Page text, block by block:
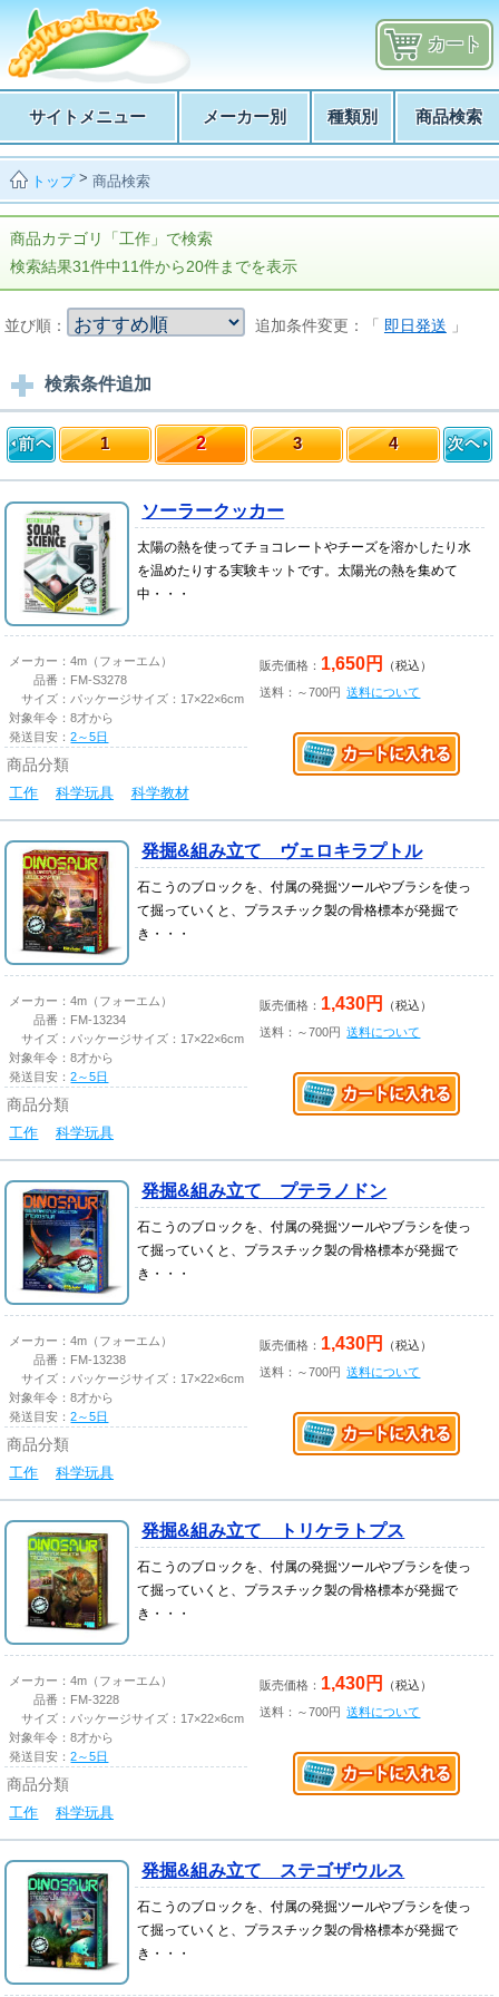
カート
サイトメニュー メーカー別 種類別 商品検索
トップ>商品検索
商品カテゴリ「工作」で検索
検索結果31件中11件から20件までを表示
並び順： 追加条件変更：「 即日発送 」
検索条件追加
1 2 3 4
ソーラークッカー
太陽の熱を使ってチョコレートやチーズを溶かしたり水
を温めたりする実験キットです。太陽光の熱を集めて
中・・・
メーカー：4m（フォーエム）
品番： FM-S3278
サイズ： パッケージサイズ：17×22×6cm
対象年令：8才から
発送目安：2～5日
商品分類
工作 科学玩具 科学教材
販売価格： 1,650円
（税込）
送料：～700円 送料について
発掘&組み立て ヴェロキラプトル
石こうのブロックを、付属の発掘ツールやブラシを使っ
て掘っていくと、プラスチック製の骨格標本が発掘で
き・・・
メーカー：4m（フォーエム）
品番： FM-13234
サイズ： パッケージサイズ：17×22×6cm
対象年令：8才から
発送目安：2～5日
商品分類
工作 科学玩具
販売価格： 1,430円
（税込）
送料：～700円 送料について
発掘&組み立て プテラノドン
石こうのブロックを、付属の発掘ツールやブラシを使っ
て掘っていくと、プラスチック製の骨格標本が発掘で
き・・・
メーカー：4m（フォーエム）
品番： FM-13238
サイズ： パッケージサイズ：17×22×6cm
対象年令：8才から
発送目安：2～5日
商品分類
工作 科学玩具
販売価格： 1,430円
（税込）
送料：～700円 送料について
発掘&組み立て トリケラトプス
石こうのブロックを、付属の発掘ツールやブラシを使っ
て掘っていくと、プラスチック製の骨格標本が発掘で
き・・・
メーカー：4m（フォーエム）
品番： FM-3228
サイズ： パッケージサイズ：17×22×6cm
対象年令：8才から
発送目安：2～5日
商品分類
工作 科学玩具
販売価格： 1,430円
（税込）
送料：～700円 送料について
発掘&組み立て ステゴザウルス
石こうのブロックを、付属の発掘ツールやブラシを使っ
て掘っていくと、プラスチック製の骨格標本が発掘で
き・・・